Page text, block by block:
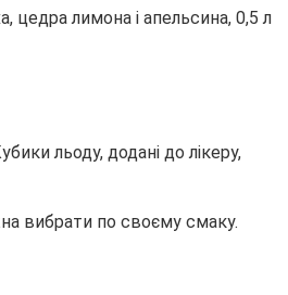
цедра лимона і апельсина, 0,5 л
льоду, додані до лікеру,
вибрати по своєму смаку.